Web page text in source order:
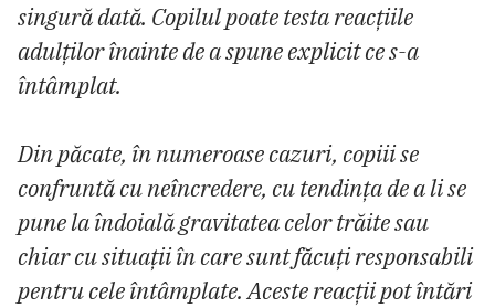
singură dată. Copilul poate testa reacțiile
adulților înainte de a spune explicit ce s-a
întâmplat.
Din păcate, în numeroase cazuri, copiii se
confruntă cu neîncredere, cu tendința de a li se
pune la îndoială gravitatea celor trăite sau
chiar cu situații în care sunt făcuți responsabili
pentru cele întâmplate. Aceste reacții pot întări